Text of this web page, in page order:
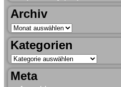
Archiv
Kategorien
Meta